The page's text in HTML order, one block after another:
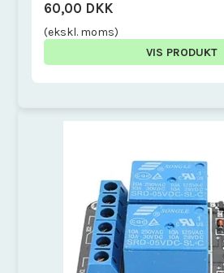
60,00 DKK
(ekskl. moms)
VIS PRODUKT